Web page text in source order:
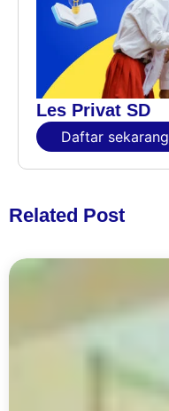
Les Privat SD
Daftar sekarang
Related Post